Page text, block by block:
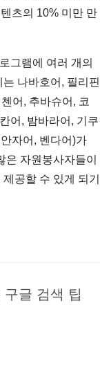
츠의 10% 미만 만
그램에 여러 개의
나바호어, 필리핀
어, 추바슈어, 코
어, 밤바라어, 기쿠
자어, 벤다어)가
자원봉사자들이
공할 수 있게 되기
글 검색 팁